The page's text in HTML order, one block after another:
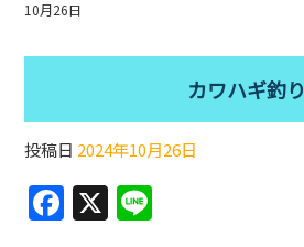
10月26日
カワハギ釣り
投稿日 2024年10月26日
F X